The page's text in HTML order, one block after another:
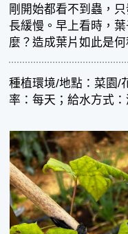
剛開始都看不到蟲，
長緩慢。早上看時，
麼？造成葉片如此是
種植環境/地點：菜園/
率：每天；給水方式